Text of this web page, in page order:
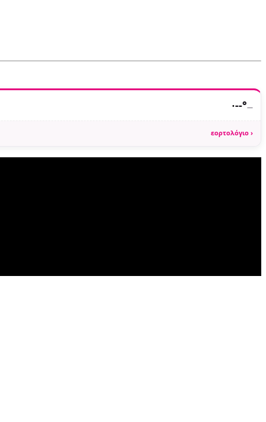
·--°—
εορτολόγιο ›